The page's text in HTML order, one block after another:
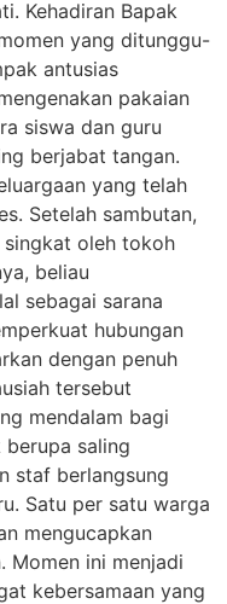
Kehadiran Bapak
yang ditunggu-
antusias
pakaian
siswa dan guru
berjabat tangan.
yang telah
Setelah sambutan,
singkat oleh tokoh
beliau
sebagai sarana
hubungan
dengan penuh
tersebut
mendalam bagi
berupa saling
staf berlangsung
Satu per satu warga
mengucapkan
Momen ini menjadi
kebersamaan yang